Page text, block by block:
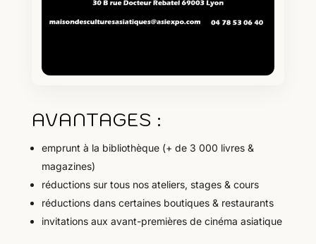
AVANTAGES :
emprunt à la bibliothèque (+ de 3 000 livres &
magazines)
réductions sur tous nos ateliers, stages & cours
réductions dans certaines boutiques & restaurants
invitations aux avant-premières de cinéma asiatique